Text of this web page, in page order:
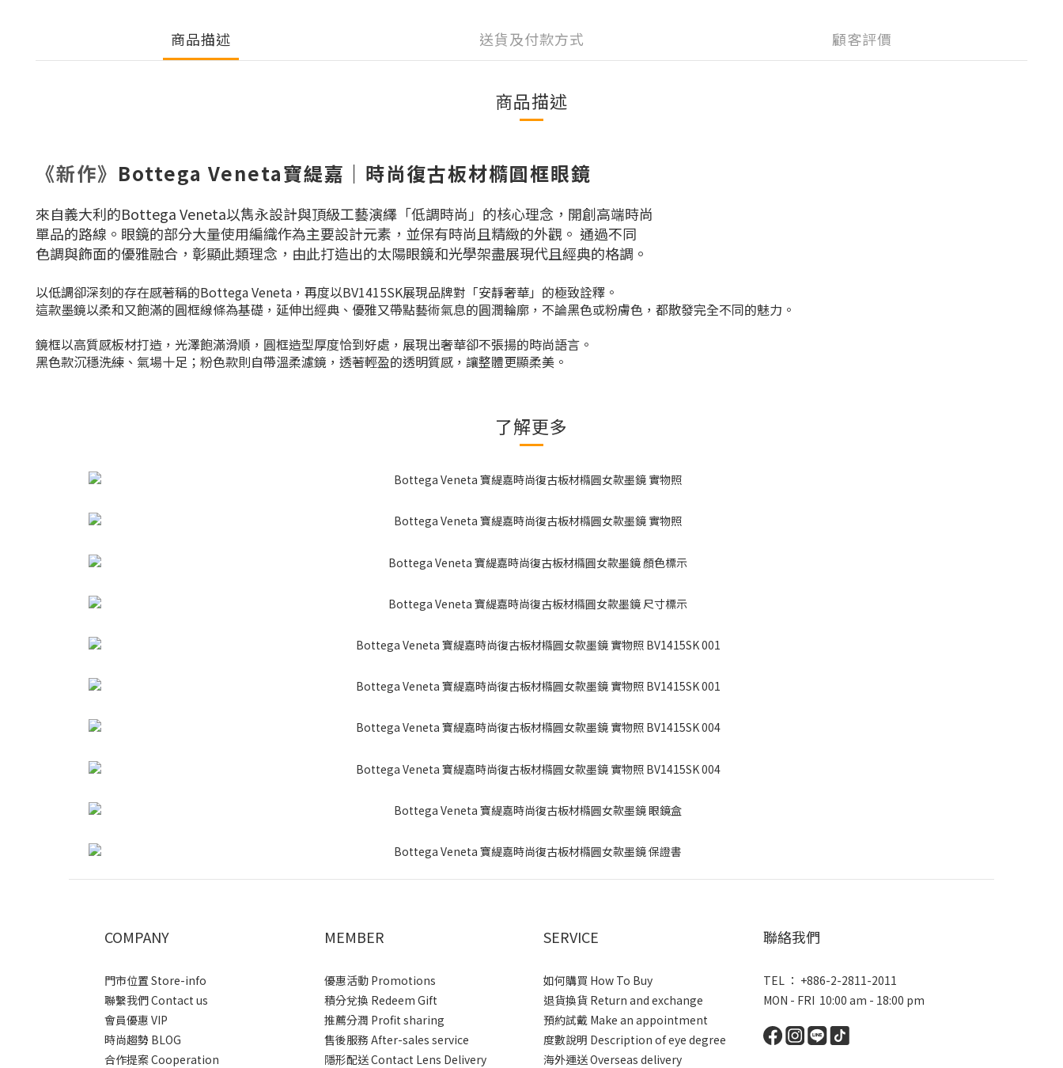
商品描述 送貨及付款方式 顧客評價
商品描述
《新作》 Bottega Veneta寶緹嘉｜時尚復古板材橢圓框眼鏡
來自義大利的Bottega Veneta以雋永設計與頂級工藝演繹「低調時尚」的核心理念，開創高端時尚
單品的路線。 眼鏡的部分大量使用編織作為主要設計元素，並保有時尚且精緻的外觀。 通過不同
色調與飾面的優雅融合， 彰顯此類理念，由此打造出的太陽眼鏡和光學架盡展現代且經典的格調。
以低調卻深刻的存在感著稱的Bottega Veneta，再度以BV1415SK展現品牌對「安靜奢華」的極致詮釋。
這款墨鏡以柔和又飽滿的圓框線條為基礎，延伸出經典、優雅又帶點藝術氣息的圓潤輪廓，不論黑色或粉膚色，都散發完全不同的魅力。
鏡框以高質感板材打造，光澤飽滿滑順，圓框造型厚度恰到好處，展現出奢華卻不張揚的時尚語言。
黑色款沉穩洗練、氣場十足；粉色款則自帶溫柔濾鏡，透著輕盈的透明質感，讓整體更顯柔美。
了解更多
COMPANY
門市位置 Store-info
聯繫我們 Contact us
會員優惠 VIP
時尚趨勢 BLOG
合作提案 Cooperation
MEMBER
優惠活動 Promotions
積分兌換 Redeem Gift
推薦分潤 Profit sharing
售後服務 After-sales service
隱形配送 Contact Lens Delivery
SERVICE
如何購買 How To Buy
退貨換貨 Return and exchange
預約試戴 Make an appointment
度數說明 Description of eye degree
海外運送 Overseas delivery
聯絡我們
TEL ： +886-2-2811-2011
MON - FRI 10:00 am - 18:00 pm